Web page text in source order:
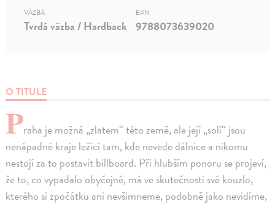
O TITULE
Praha je možná „zlatem“ této země, ale její „solí“ jsou
nenápadné kraje ležící tam, kde nevede dálnice a nikomu
nestojí za to postavit billboard. Při hlubším ponoru se projeví,
že to, co vypadalo obyčejně, má ve skutečnosti své kouzlo,
kterého si zpočátku ani nevšimneme, podobně jako nevidíme,
VÄZBA
Tvrdá väzba / Hardback
EAN
9788073639020